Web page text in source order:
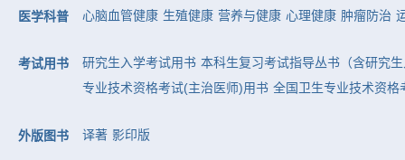
医学科普 心脑血管健康 生殖健康 营养与健康 心理健康 肿瘤防治
考试用书 研究生入学考试用书 本科生复习考试指导丛书（含研究
专业技术资格考试(主治医师)用书 全国卫生专业技术资格
外版图书 译著 影印版